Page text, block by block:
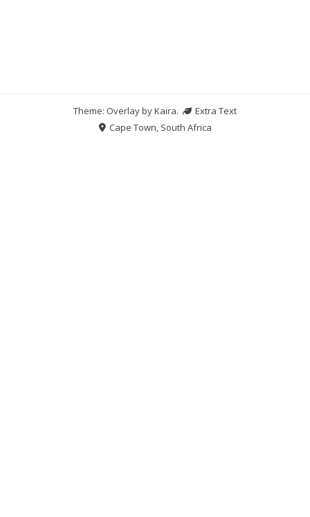
Theme: Overlay byKaira.
Extra Text
Cape Town, South Africa